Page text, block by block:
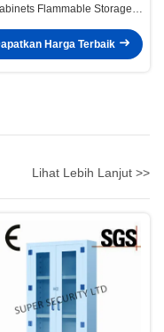
Flammable Storage
Harga Terbaik
Lihat Lebih Lanjut >>